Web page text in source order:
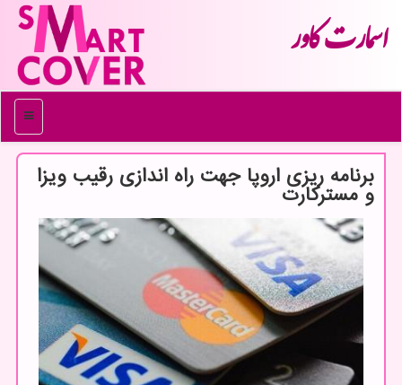
اسمارت كاور
منو
برنامه ریزی اروپا جهت راه اندازی رقیب ویزا
و مسترکارت